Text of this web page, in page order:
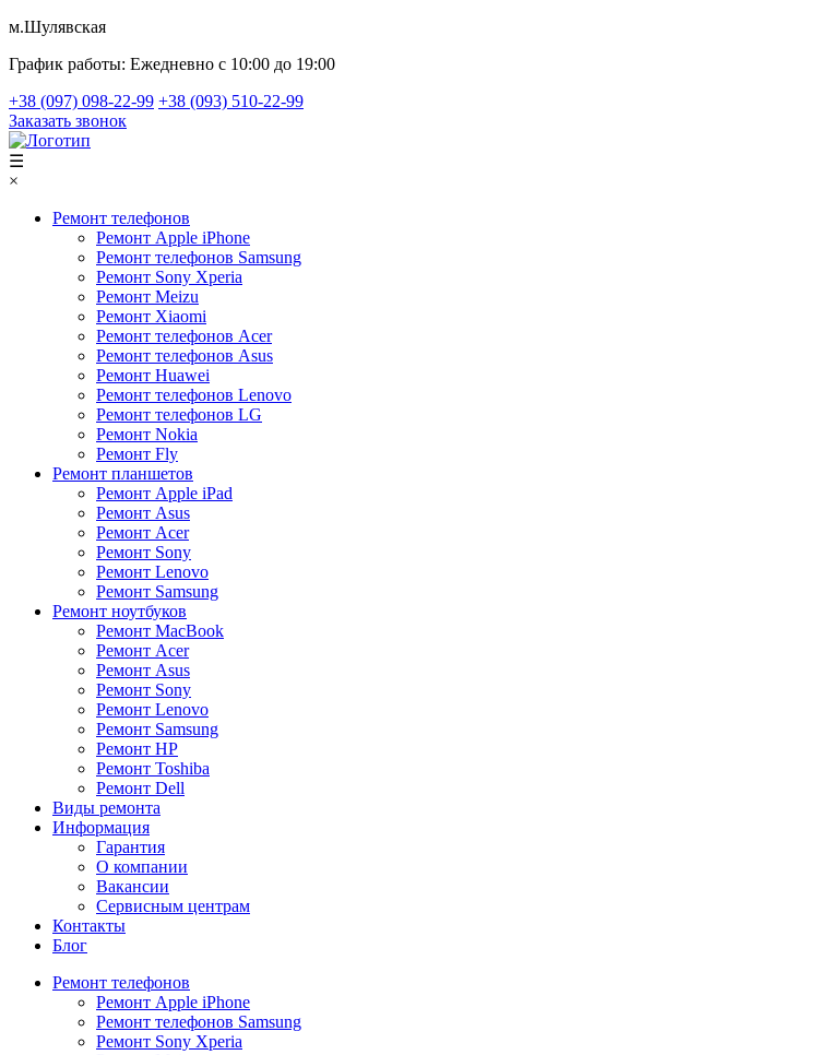
м.Шулявская
График работы: Ежедневно с 10:00 до 19:00
+38 (097) 098-22-99 +38 (093) 510-22-99
Заказать звонок
☰
×
Ремонт телефонов
Ремонт Apple iPhone
Ремонт телефонов Samsung
Ремонт Sony Xperia
Ремонт Meizu
Ремонт Xiaomi
Ремонт телефонов Acer
Ремонт телефонов Asus
Ремонт Huawei
Ремонт телефонов Lenovo
Ремонт телефонов LG
Ремонт Nokia
Ремонт Fly
Ремонт планшетов
Ремонт Apple iPad
Ремонт Asus
Ремонт Acer
Ремонт Sony
Ремонт Lenovo
Ремонт Samsung
Ремонт ноутбуков
Ремонт MacBook
Ремонт Acer
Ремонт Asus
Ремонт Sony
Ремонт Lenovo
Ремонт Samsung
Ремонт HP
Ремонт Toshiba
Ремонт Dell
Виды ремонта
Информация
Гарантия
О компании
Вакансии
Сервисным центрам
Контакты
Блог
Ремонт телефонов
Ремонт Apple iPhone
Ремонт телефонов Samsung
Ремонт Sony Xperia